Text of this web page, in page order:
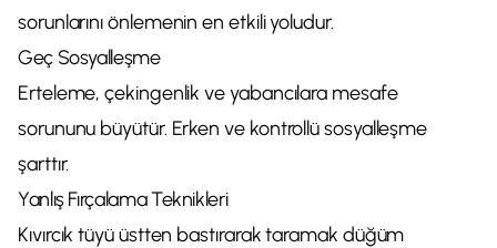
sorunlarını önlemenin en etkili yoludur.
Geç Sosyalleşme
Erteleme, çekingenlik ve yabancılara mesafe
sorununu büyütür. Erken ve kontrollü sosyalleşme
şarttır.
Yanlış Fırçalama Teknikleri
Kıvırcık tüyü üstten bastırarak taramak düğüm